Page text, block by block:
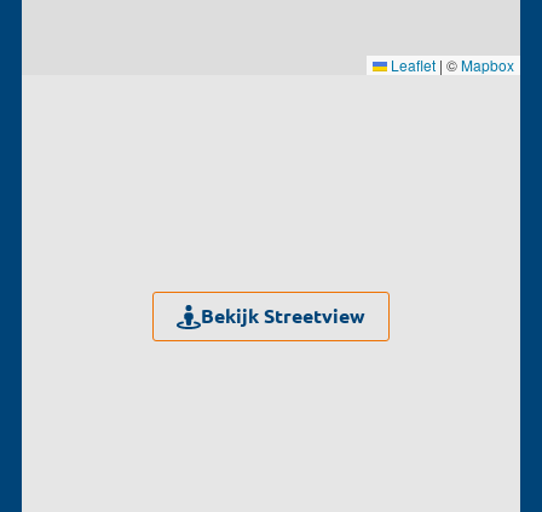
Leaflet | ©Mapbox
Bekijk Streetview